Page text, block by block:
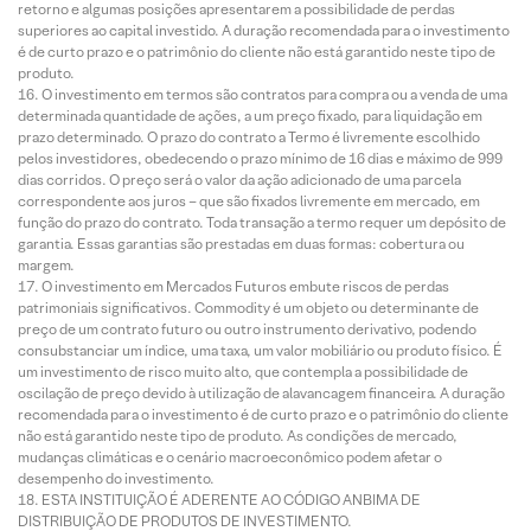
retorno e algumas posições apresentarem a possibilidade de perdas
superiores ao capital investido. A duração recomendada para o investimento
é de curto prazo e o patrimônio do cliente não está garantido neste tipo de
produto.
O investimento em termos são contratos para compra ou a venda de uma
determinada quantidade de ações, a um preço fixado, para liquidação em
prazo determinado. O prazo do contrato a Termo é livremente escolhido
pelos investidores, obedecendo o prazo mínimo de 16 dias e máximo de 999
dias corridos. O preço será o valor da ação adicionado de uma parcela
correspondente aos juros – que são fixados livremente em mercado, em
função do prazo do contrato. Toda transação a termo requer um depósito de
garantia. Essas garantias são prestadas em duas formas: cobertura ou
margem.
O investimento em Mercados Futuros embute riscos de perdas
patrimoniais significativos. Commodity é um objeto ou determinante de
preço de um contrato futuro ou outro instrumento derivativo, podendo
consubstanciar um índice, uma taxa, um valor mobiliário ou produto físico. É
um investimento de risco muito alto, que contempla a possibilidade de
oscilação de preço devido à utilização de alavancagem financeira. A duração
recomendada para o investimento é de curto prazo e o patrimônio do cliente
não está garantido neste tipo de produto. As condições de mercado,
mudanças climáticas e o cenário macroeconômico podem afetar o
desempenho do investimento.
ESTA INSTITUIÇÃO É ADERENTE AO CÓDIGO ANBIMA DE
DISTRIBUIÇÃO DE PRODUTOS DE INVESTIMENTO.